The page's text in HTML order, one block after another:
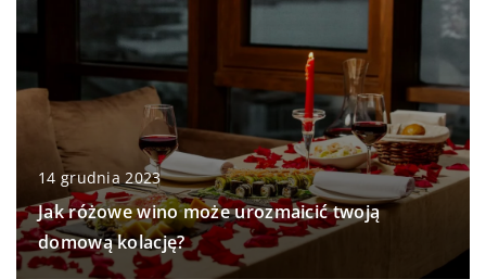
14 grudnia 2023
Jak różowe wino może urozmaicić twoją
domową kolację?